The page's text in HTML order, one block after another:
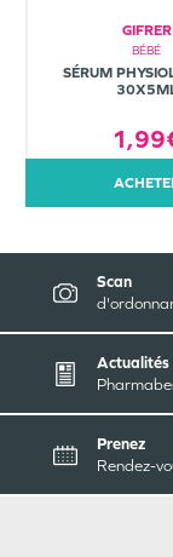
GIFRER
BÉBÉ
SÉRUM
Scan
Actualités
Prenez
Rendez-